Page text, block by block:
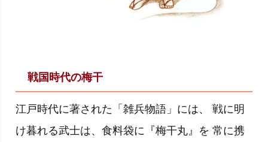
戦国時代の梅干
江戸時代に著された「雑兵物語」には、 戦に明
け暮れる武士は、食料袋に『梅干丸』を 常に携